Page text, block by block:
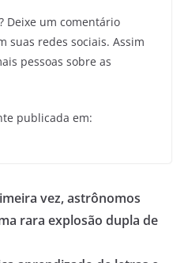
Deixe um comentário
suas redes sociais. Assim
pessoas sobre as
publicada em:
vez, astrônomos
rara explosão dupla de